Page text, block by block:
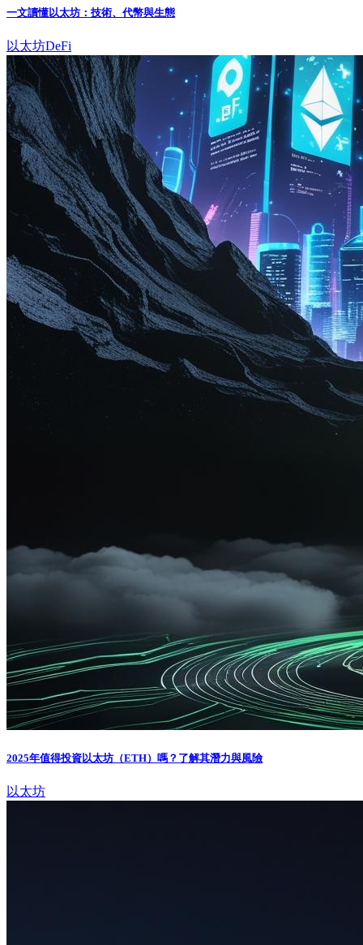
一文讀懂以太坊：技術、代幣與生態
以太坊DeFi
2025年值得投資以太坊（ETH）嗎？了解其潛力與風險
以太坊